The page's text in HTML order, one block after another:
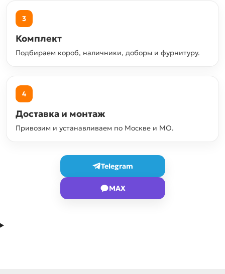
3
Комплект
Подбираем короб, наличники, доборы и фурнитуру.
4
Доставка и монтаж
Привозим и устанавливаем по Москве и МО.
Telegram
MAX